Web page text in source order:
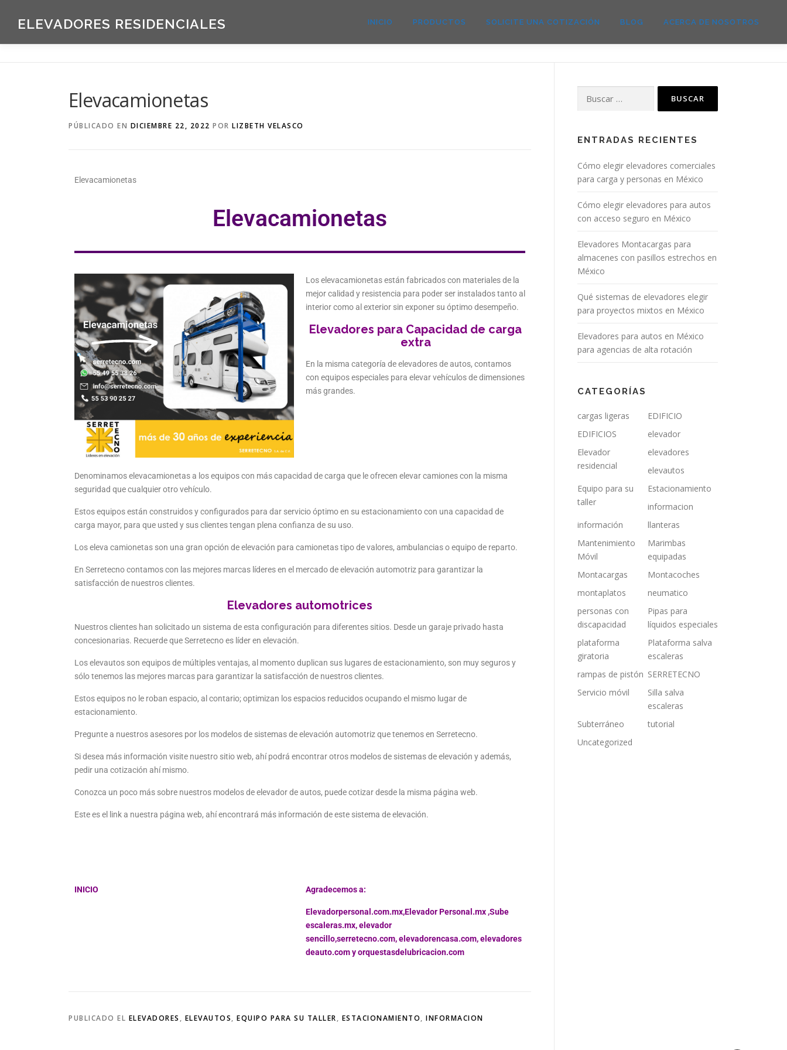
ELEVADORES RESIDENCIALES INICIO PRODUCTOS SOLICITE UNA COTIZACIÓN BLOG ACERCA DE NOSOTROS
Elevacamionetas
PÚBLICADO EN DICIEMBRE 22, 2022 POR LIZBETH VELASCO
Elevacamionetas
Elevacamionetas
Los elevacamionetas están fabricados con materiales de la
mejor calidad y resistencia para poder ser instalados tanto al
interior como al exterior sin exponer su óptimo desempeño.
Elevadores para Capacidad de carga
extra
En la misma categoría de elevadores de autos, contamos
con equipos especiales para elevar vehículos de dimensiones
más grandes.
Denominamos elevacamionetas a los equipos con más capacidad de carga que le ofrecen elevar camiones con la misma
seguridad que cualquier otro vehículo.
Estos equipos están construidos y configurados para dar servicio óptimo en su estacionamiento con una capacidad de
carga mayor, para que usted y sus clientes tengan plena confianza de su uso.
Los eleva camionetas son una gran opción de elevación para camionetas tipo de valores, ambulancias o equipo de reparto.
En Serretecno contamos con las mejores marcas líderes en el mercado de elevación automotriz para garantizar la
satisfacción de nuestros clientes.
Elevadores automotrices
Nuestros clientes han solicitado un sistema de esta configuración para diferentes sitios. Desde un garaje privado hasta
concesionarias. Recuerde que Serretecno es líder en elevación.
Los elevautos son equipos de múltiples ventajas, al momento duplican sus lugares de estacionamiento, son muy seguros y
sólo tenemos las mejores marcas para garantizar la satisfacción de nuestros clientes.
Estos equipos no le roban espacio, al contario; optimizan los espacios reducidos ocupando el mismo lugar de
estacionamiento.
Pregunte a nuestros asesores por los modelos de sistemas de elevación automotriz que tenemos en Serretecno.
Si desea más información visite nuestro sitio web, ahí podrá encontrar otros modelos de sistemas de elevación y además,
pedir una cotización ahí mismo.
Conozca un poco más sobre nuestros modelos de elevador de autos, puede cotizar desde la misma página web.
Este es el link a nuestra página web, ahí encontrará más información de este sistema de elevación.
INICIO Agradecemos a:
Elevadorpersonal.com.mx,Elevador Personal.mx ,Sube
escaleras.mx,elevador
sencillo,serretecno.com,elevadorencasa.com,elevadores
deauto.comyorquestasdelubricacion.com
PUBLICADO EL ELEVADORES , ELEVAUTOS, EQUIPO PARA SU TALLER, ESTACIONAMIENTO, INFORMACION
ENTRADAS RECIENTES
Cómo elegir elevadores comerciales
para carga y personas en México
Cómo elegir elevadores para autos
con acceso seguro en México
Elevadores Montacargas para
almacenes con pasillos estrechos en
México
Qué sistemas de elevadores elegir
para proyectos mixtos en México
Elevadores para autos en México
para agencias de alta rotación
CATEGORÍAS
cargas ligeras
EDIFICIO
EDIFICIOS
elevador
Elevador
residencial
elevadores
elevautos
Equipo para su
taller
Estacionamiento
informacion
información
llanteras
Mantenimiento
Móvil
Marimbas
equipadas
Montacargas
Montacoches
montaplatos
neumatico
personas con
discapacidad
Pipas para
líquidos especiales
plataforma
giratoria
Plataforma salva
escaleras
rampas de pistón SERRETECNO
Servicio móvil
Silla salva
escaleras
Subterráneo
tutorial
Uncategorized